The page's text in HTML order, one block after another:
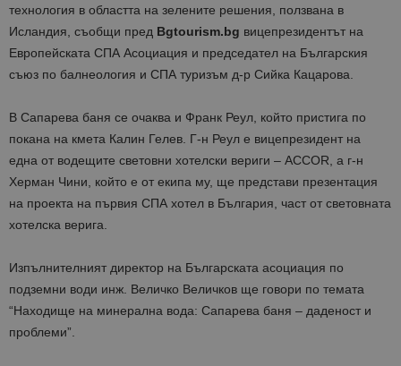
технология в областта на зелените решения, ползвана в
Исландия, съобщи пред Bgtourism.bg вицепрезидентът на
Европейската СПА Асоциация и председател на Българския
съюз по балнеология и СПА туризъм д-р Сийка Кацарова.
В Сапарева баня се очаква и Франк Реул, който пристига по
покана на кмета Калин Гелев. Г-н Реул е вицепрезидент на
една от водещите световни хотелски вериги – ACCOR, а г-н
Херман Чини, който е от екипа му, ще представи презентация
на проекта на първия СПА хотел в България, част от световната
хотелска верига.
Изпълнителният директор на Българската асоциация по
подземни води инж. Величко Величков ще говори по темата
“Находище на минерална вода: Сапарева баня – даденост и
проблеми”.